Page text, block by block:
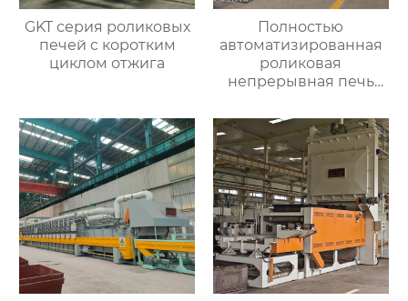
GKT серия роликовых
печей с коротким
циклом отжига
Полностью
автоматизированная
роликовая
непрерывная печь
алюминиевых листов